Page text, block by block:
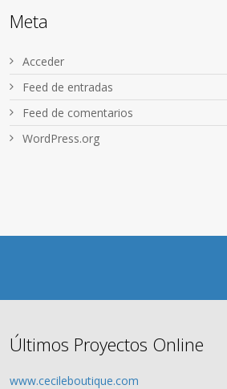
Meta
Acceder
Feed de entradas
Feed de comentarios
WordPress.org
Últimos Proyectos Online
www.cecileboutique.com